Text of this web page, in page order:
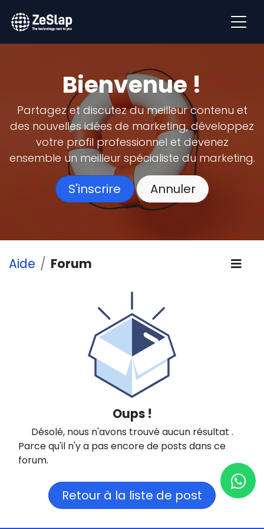
Bienvenue !
Partagez et discutez du meilleur contenu et
des nouvelles idées de marketing, développez
votre profil professionnel et devenez
ensemble un meilleur spécialiste du marketing.
S'inscrire Annuler
Aide Forum
Oups !
Désolé, nous n'avons trouvé aucun résultat .
Parce qu'il n'y a pas encore de posts dans ce
forum.
Retour à la liste de post